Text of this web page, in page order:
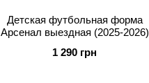
Детская футбольная форма
Арсенал выездная (2025-2026)
1 290 грн